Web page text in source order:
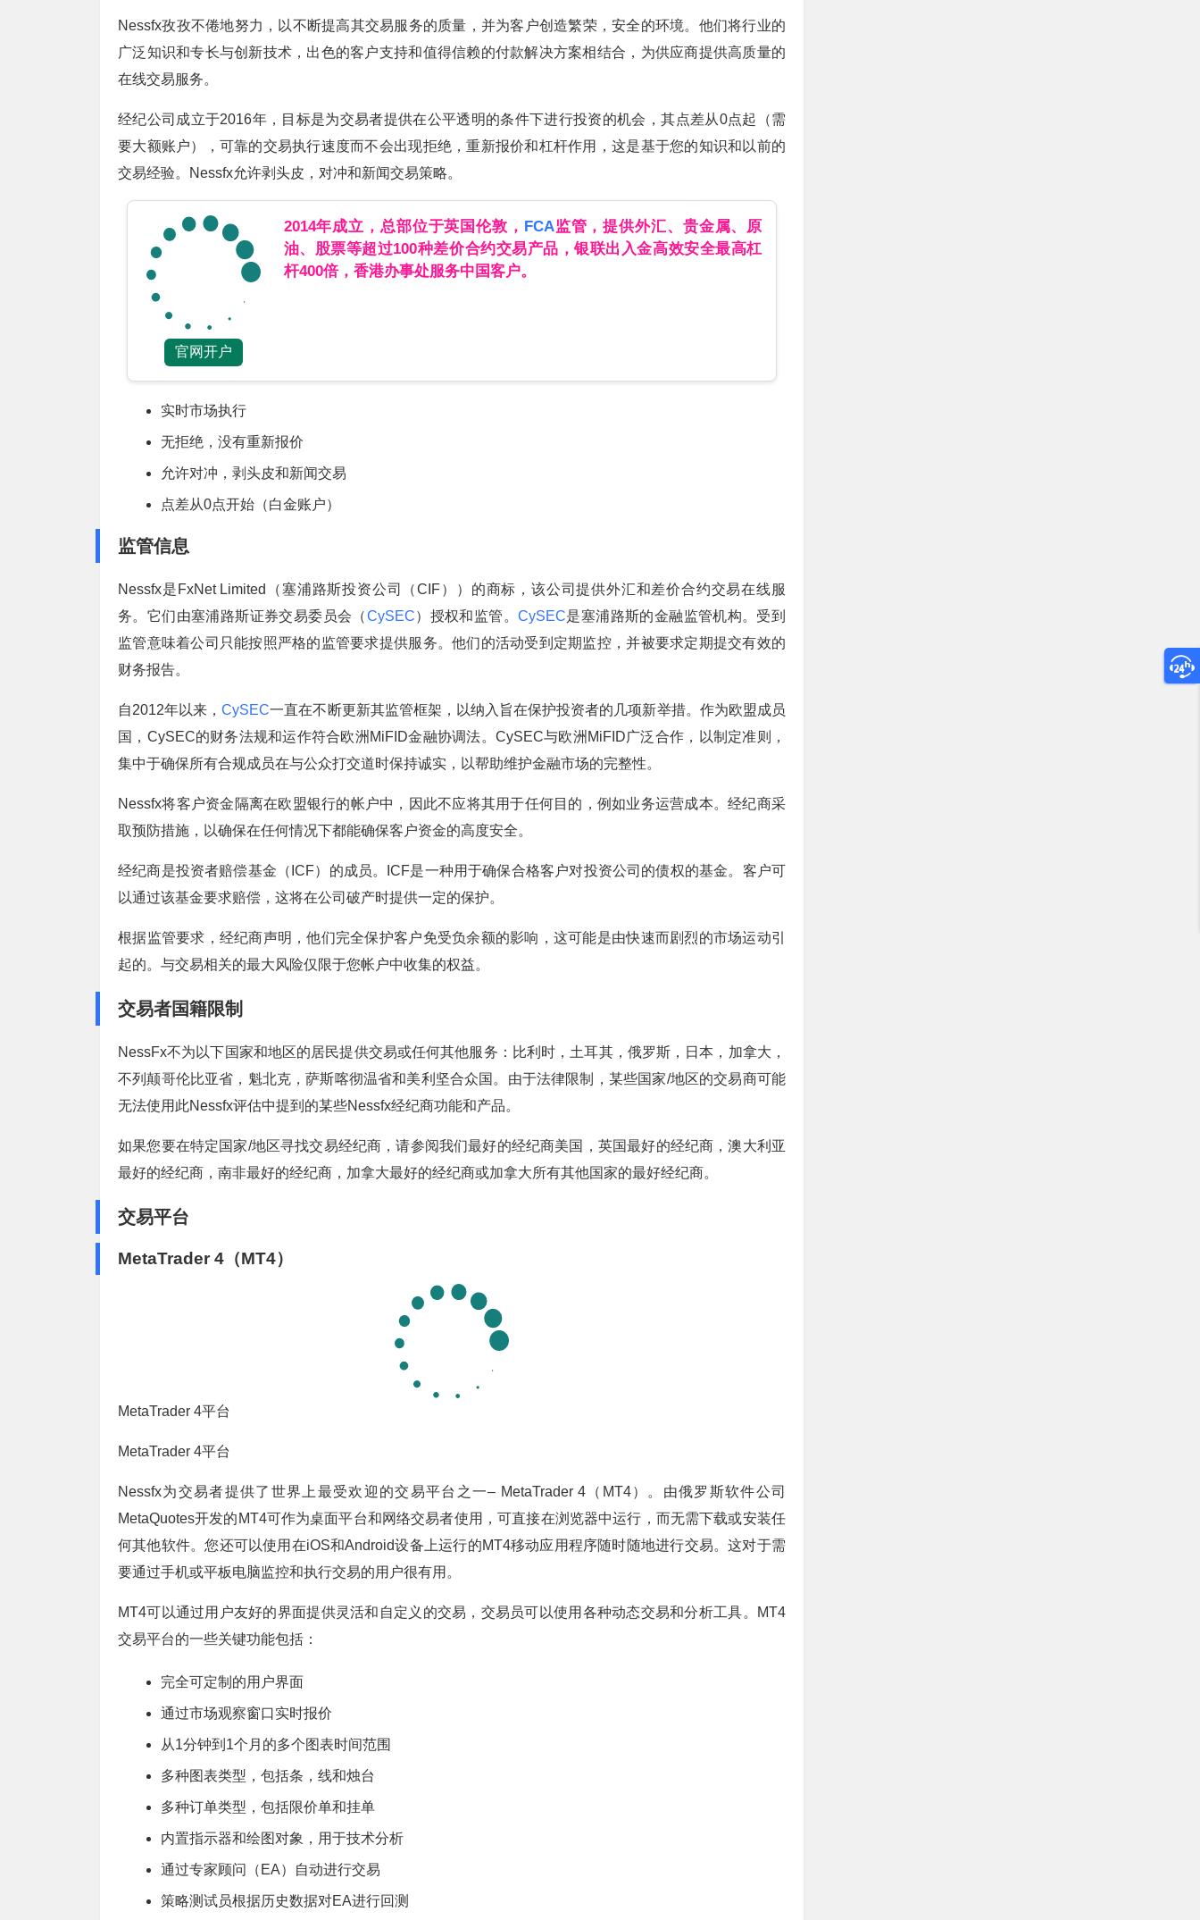
Nessfx孜孜不倦地努力，以不断提高其交易服务的质量，并为客户创造繁荣，安全的环境。他们将行业的
广泛知识和专长与创新技术，出色的客户支持和值得信赖的付款解决方案相结合，为供应商提供高质量的
在线交易服务。
经纪公司成立于2016年，目标是为交易者提供在公平透明的条件下进行投资的机会，其点差从0点起（需
要大额账户），可靠的交易执行速度而不会出现拒绝，重新报价和杠杆作用，这是基于您的知识和以前的
交易经验。Nessfx允许剥头皮，对冲和新闻交易策略。
官网开户
2014年成立，总部位于英国伦敦， FCA监管，提供外汇、贵金属、原
油、股票等超过100种差价合约交易产品，银联出入金高效安全最高杠
杆400倍，香港办事处服务中国客户。
实时市场执行
无拒绝，没有重新报价
允许对冲，剥头皮和新闻交易
点差从0点开始（白金账户）
监管信息
Nessfx是FxNet Limited（塞浦路斯投资公司（CIF））的商标，该公司提供外汇和差价合约交易在线服
务。它们由塞浦路斯证券交易委员会（CySEC）授权和监管。 CySEC是塞浦路斯的金融监管机构。受到
监管意味着公司只能按照严格的监管要求提供服务。他们的活动受到定期监控，并被要求定期提交有效的
财务报告。
自2012年以来，CySEC一直在不断更新其监管框架，以纳入旨在保护投资者的几项新举措。作为欧盟成员
国，CySEC的财务法规和运作符合欧洲MiFID金融协调法。CySEC与欧洲MiFID广泛合作，以制定准则，
集中于确保所有合规成员在与公众打交道时保持诚实，以帮助维护金融市场的完整性。
Nessfx将客户资金隔离在欧盟银行的帐户中，因此不应将其用于任何目的，例如业务运营成本。经纪商采
取预防措施，以确保在任何情况下都能确保客户资金的高度安全。
经纪商是投资者赔偿基金（ICF）的成员。ICF是一种用于确保合格客户对投资公司的债权的基金。客户可
以通过该基金要求赔偿，这将在公司破产时提供一定的保护。
根据监管要求，经纪商声明，他们完全保护客户免受负余额的影响，这可能是由快速而剧烈的市场运动引
起的。与交易相关的最大风险仅限于您帐户中收集的权益。
交易者国籍限制
NessFx不为以下国家和地区的居民提供交易或任何其他服务：比利时，土耳其，俄罗斯，日本，加拿大，
不列颠哥伦比亚省，魁北克，萨斯喀彻温省和美利坚合众国。由于法律限制，某些国家/地区的交易商可能
无法使用此Nessfx评估中提到的某些Nessfx经纪商功能和产品。
如果您要在特定国家/地区寻找交易经纪商，请参阅我们最好的经纪商美国，英国最好的经纪商，澳大利亚
最好的经纪商，南非最好的经纪商，加拿大最好的经纪商或加拿大所有其他国家的最好经纪商。
交易平台
MetaTrader 4（MT4）
MetaTrader 4平台
MetaTrader 4平台
Nessfx为交易者提供了世界上最受欢迎的交易平台之一– MetaTrader 4（MT4）。由俄罗斯软件公司
MetaQuotes开发的MT4可作为桌面平台和网络交易者使用，可直接在浏览器中运行，而无需下载或安装任
何其他软件。您还可以使用在iOS和Android设备上运行的MT4移动应用程序随时随地进行交易。这对于需
要通过手机或平板电脑监控和执行交易的用户很有用。
MT4可以通过用户友好的界面提供灵活和自定义的交易，交易员可以使用各种动态交易和分析工具。MT4
交易平台的一些关键功能包括：
完全可定制的用户界面
通过市场观察窗口实时报价
从1分钟到1个月的多个图表时间范围
多种图表类型，包括条，线和烛台
多种订单类型，包括限价单和挂单
内置指示器和绘图对象，用于技术分析
通过专家顾问（EA）自动进行交易
策略测试员根据历史数据对EA进行回测